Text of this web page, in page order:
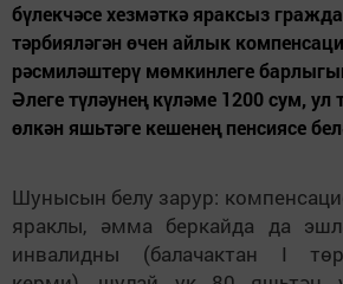
бүлекчәсе хезмәткә яраксыз
тәрбияләгән өчен айлык
рәсмиләштерү мөмкинлеге
Әлеге түләунең күләме 1200 сум, ул
өлкән яшьтәге кешенең пенсиясе
Шунысын белу зарур:
яраклы, әмма беркайда да
инвалидны (балачактан I